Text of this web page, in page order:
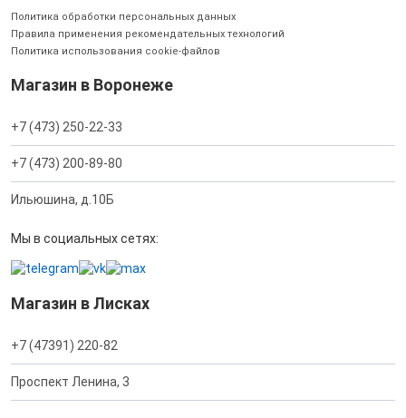
Политика обработки персональных данных
Правила применения рекомендательных технологий
Политика использования cookie-файлов
Магазин в Воронеже
+7 (473) 250-22-33
+7 (473) 200-89-80
Ильюшина, д.10Б
Мы в социальных сетях:
Магазин в Лисках
+7 (47391) 220-82
Проспект Ленина, 3